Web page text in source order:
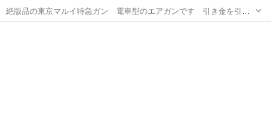
絶版品の東京マルイ特急ガン 電車型のエアガンです 引き金を引く
と弾が出ます!専用の柔らかいBB弾付属します!普通のBB弾も付属しま